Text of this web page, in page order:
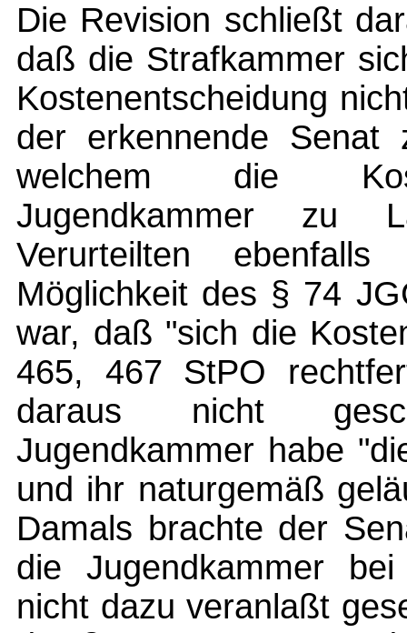
Die Revision schließt
daß die Strafkammer
Kostenentscheidung
der erkennende
welchem die
Jugendkammer zu
Verurteilten
Möglichkeit des § 74
war, daß "sich die
465, 467 StPO
daraus nicht
Jugendkammer habe
und ihr naturgemäß
Damals brachte der
die Jugendkammer
nicht dazu veranlaßt